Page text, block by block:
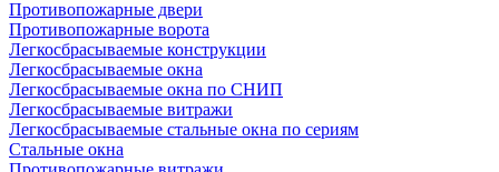
Противопожарные двери
Противопожарные ворота
Легкосбрасываемые конструкции
Легкосбрасываемые окна
Легкосбрасываемые окна по СНИП
Легкосбрасываемые витражи
Легкосбрасываемые стальные окна по сериям
Стальные окна